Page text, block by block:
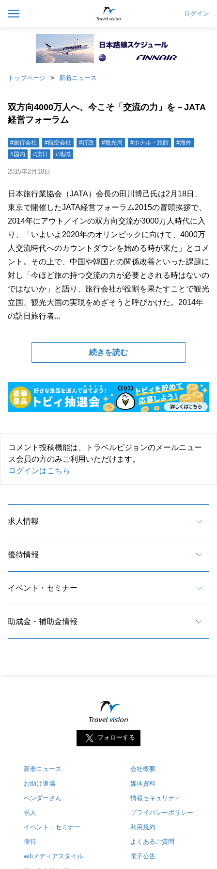
ログイン
トップページ 新着ニュース
双方向4000万人へ、今こそ「交流の力」を－JATA
経営フォーラム
#旅行会社 #航空会社 #行政 #観光局 #ホテル・旅館
#海外
#国内
#訪日 #地域
2015年2月18日
日本旅行業協会（JATA）会長の田川博己氏は2月18日、
東京で開催したJATA経営フォーラム2015の冒頭挨拶で、
2014年にアウト／インの双方向交流が3000万人時代に入
り、「いよいよ2020年のオリンピックに向けて、4000万
人交流時代へのカウントダウンを始める時が来た」とコメ
ント。その上で、中国や韓国との関係改善といった課題に
対し「今ほど旅の持つ交流の力が必要とされる時はないの
ではないか」と語り、旅行会社が役割を果たすことで観光
立国、観光大国の実現をめざそうと呼びかけた。2014年
の訪日旅行者...
続きを読む
コメント投稿機能は、トラベルビジョンのメールニュー
ス会員の方のみご利用いただけます。
ログインはこちら
求人情報
優待情報
イベント・セミナー
助成金・補助金情報
フォローする
新着ニュース
お助け道場
ベンダーさん
求人
イベント・セミナー
優待
wifiメディアスタイル
会社概要
媒体資料
情報セキュリティ
プライバシーポリシー
利用規約
よくあるご質問
電子公告